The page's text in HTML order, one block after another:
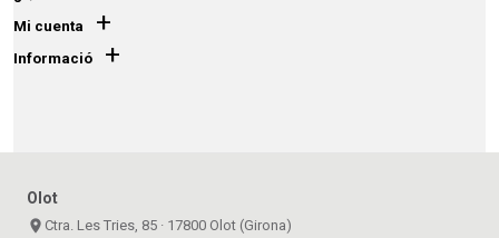
Mi cuenta +
Informació +
Olot
place Ctra. Les Tries, 85 · 17800 Olot (Girona)